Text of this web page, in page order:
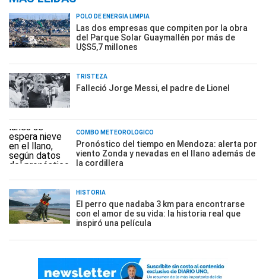
POLO DE ENERGÍA LIMPIA
Las dos empresas que compiten por la obra
del Parque Solar Guaymallén por más de
U$S5,7 millones
TRISTEZA
Falleció Jorge Messi, el padre de Lionel
COMBO METEOROLÓGICO
Pronóstico del tiempo en Mendoza: alerta por
viento Zonda y nevadas en el llano además de
la cordillera
HISTORIA
El perro que nadaba 3 km para encontrarse
con el amor de su vida: la historia real que
inspiró una película